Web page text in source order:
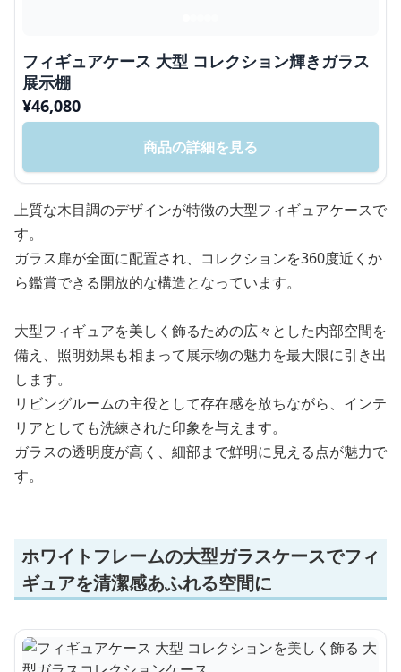
フィギュアケース 大型 コレクション輝きガラス
展示棚
¥46,080
商品の詳細を見る
上質な木目調のデザインが特徴の大型フィギュアケースで
す。
ガラス扉が全面に配置され、コレクションを360度近くか
ら鑑賞できる開放的な構造となっています。
大型フィギュアを美しく飾るための広々とした内部空間を
備え、照明効果も相まって展示物の魅力を最大限に引き出
します。
リビングルームの主役として存在感を放ちながら、インテ
リアとしても洗練された印象を与えます。
ガラスの透明度が高く、細部まで鮮明に見える点が魅力で
す。
ホワイトフレームの大型ガラスケースでフィ
ギュアを清潔感あふれる空間に